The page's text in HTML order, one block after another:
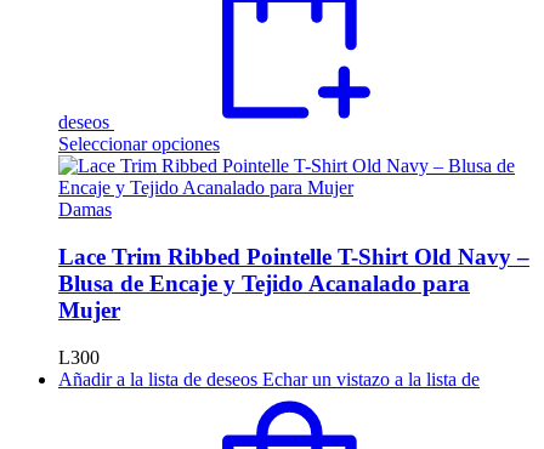
deseos
Seleccionar opcionesEste
producto
tiene
Las
opciones
se
la
página
Damas
Lace Trim Ribbed Pointelle T-Shirt Old Navy –
Blusa de Encaje y Tejido Acanalado para
Mujer
L300
Añadir a la lista de deseos Echar un vistazo a la lista de